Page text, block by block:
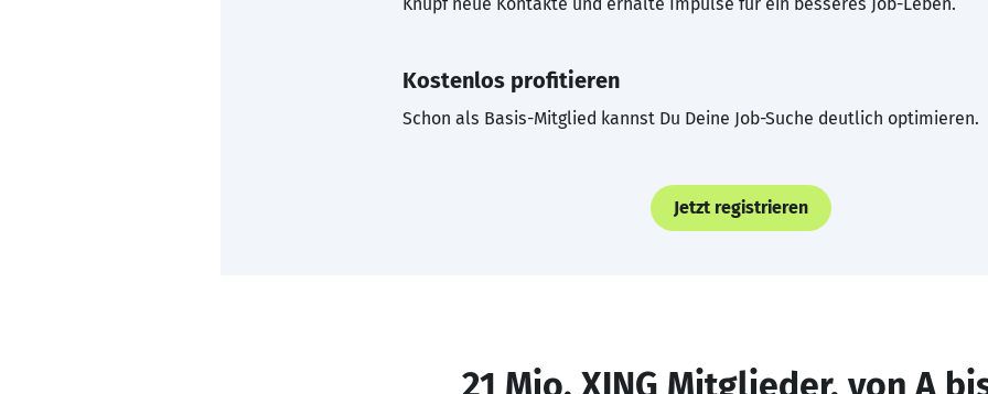
Kostenlos profitieren
Schon als Basis-Mitglied kannst Du Deine Job-Suche deutlich optimieren.
Jetzt registrieren
21 Mio. XING Mitglieder, von A